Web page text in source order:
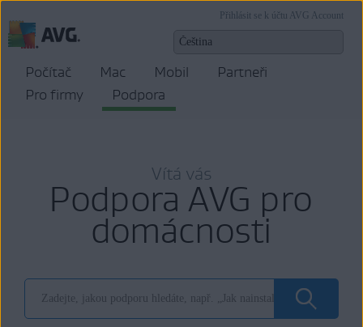
Přihlásit se k účtu AVG Account
Počítač Mac Mobil
Partneři
Pro firmy
Podpora
Vítá vás
Podpora AVG pro
domácnosti